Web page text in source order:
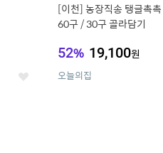
좋
[이천] 농장직송 탱글촉
60구 / 30구 골라담기
52% 19,100원
오늘의집